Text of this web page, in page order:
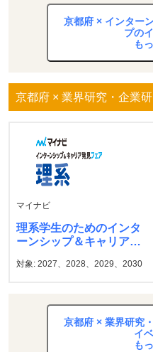
京都府 × インター
プの
も
京都府 × 業界研究・企業
マイナビ
理系学生のためのインタ
ーンシップ＆キャリア発
対象: 2027、2028、2029、2030
京都府 × 業界研究
イ
も